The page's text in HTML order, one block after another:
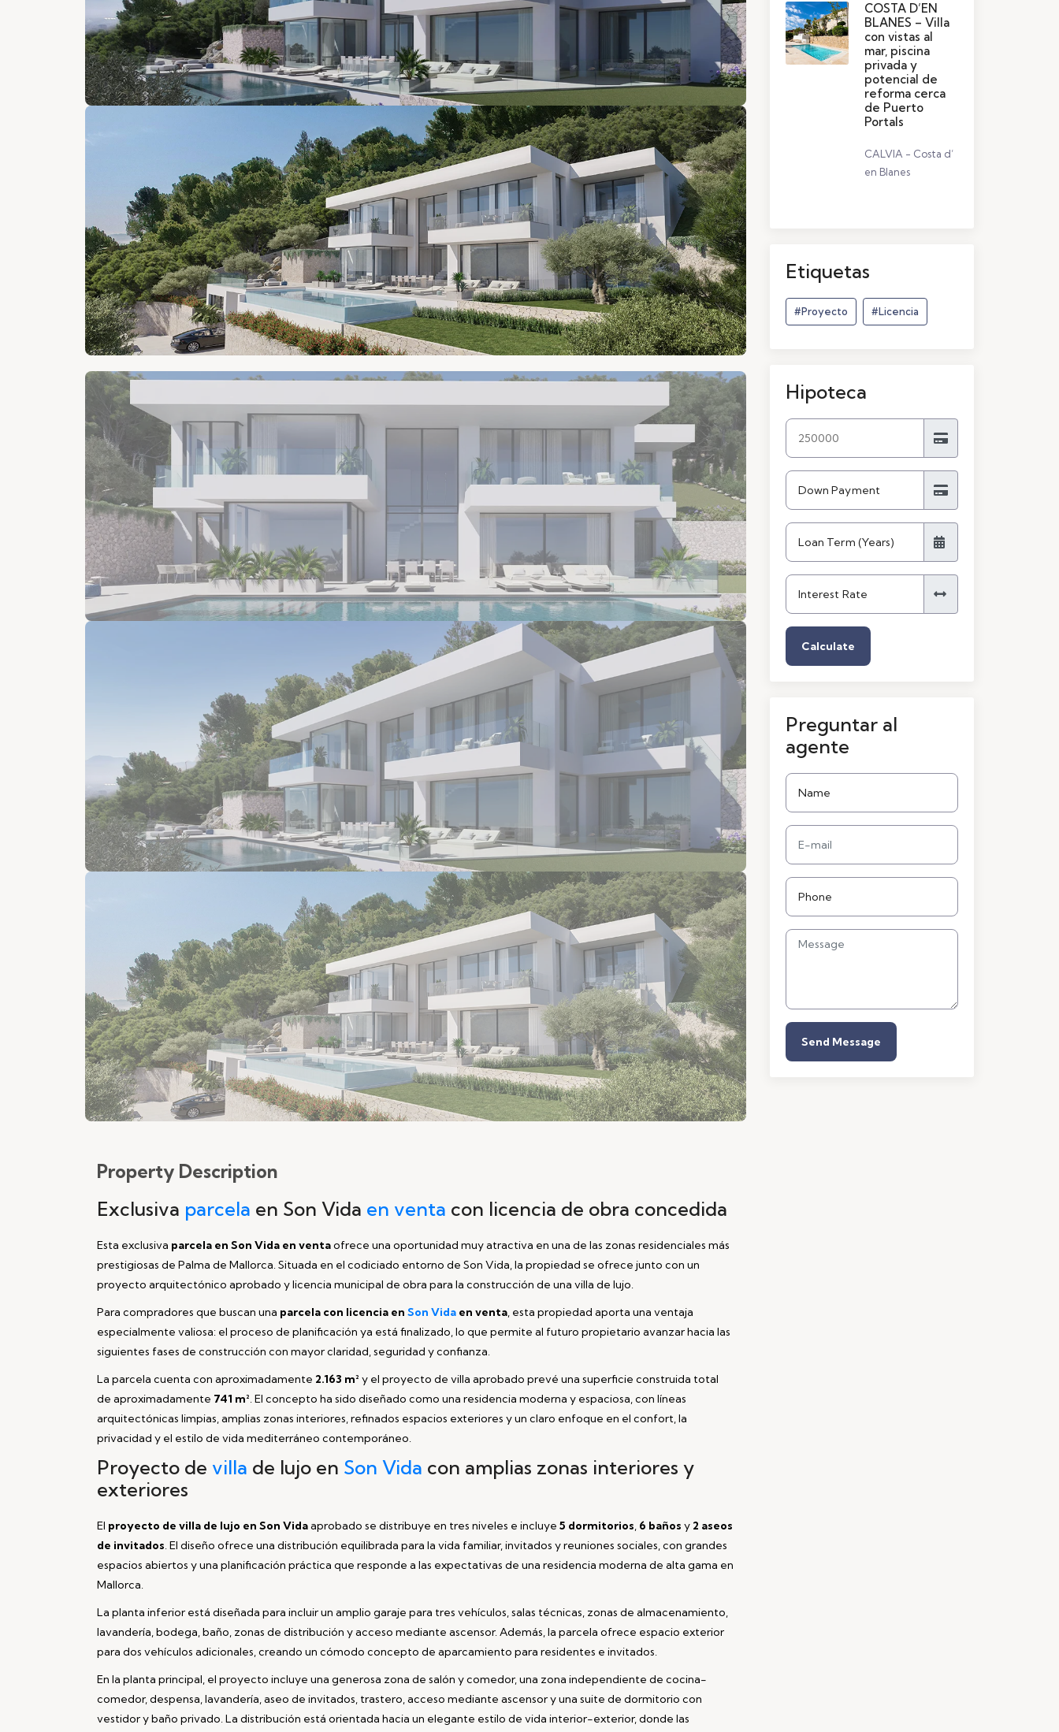
Property Description
Exclusiva parcela en Son Vida en venta con licencia de obra concedida
Esta exclusiva parcela en Son Vida en ventaofrece una oportunidad muy atractiva en una de las zonas residenciales más
prestigiosas de Palma de Mallorca. Situada en el codiciado entorno de Son Vida, la propiedad se ofrece junto con un
proyecto arquitectónico aprobado y licencia municipal de obra para la construcción de una villa de lujo.
Para compradores que buscan una parcela con licencia en Son Vidaen venta, esta propiedad aporta una ventaja
especialmente valiosa: el proceso de planificación ya está finalizado, lo que permite al futuro propietario avanzar hacia las
siguientes fases de construcción con mayor claridad, seguridad y confianza.
La parcela cuenta con aproximadamente 2.163 m² y el proyecto de villa aprobado prevé una superficie construida total
de aproximadamente 741 m². El concepto ha sido diseñado como una residencia moderna y espaciosa, con líneas
arquitectónicas limpias, amplias zonas interiores, refinados espacios exteriores y un claro enfoque en el confort, la
privacidad y el estilo de vida mediterráneo contemporáneo.
Proyecto de villa de lujo en Son Vida con amplias zonas interiores y
exteriores
El proyecto de villa de lujo en Son Vidaaprobado se distribuye en tres niveles e incluye 5 dormitorios, 6 baños y 2 aseos
de invitados. El diseño ofrece una distribución equilibrada para la vida familiar, invitados y reuniones sociales, con grandes
espacios abiertos y una planificación práctica que responde a las expectativas de una residencia moderna de alta gama en
Mallorca.
La planta inferior está diseñada para incluir un amplio garaje para tres vehículos, salas técnicas, zonas de almacenamiento,
lavandería, bodega, baño, zonas de distribución y acceso mediante ascensor. Además, la parcela ofrece espacio exterior
para dos vehículos adicionales, creando un cómodo concepto de aparcamiento para residentes e invitados.
En la planta principal, el proyecto incluye una generosa zona de salón y comedor, una zona independiente de cocina-
comedor, despensa, lavandería, aseo de invitados, trastero, acceso mediante ascensor y una suite de dormitorio con
vestidor y baño privado. La distribución está orientada hacia un elegante estilo de vida interior-exterior, donde las
COSTA D’EN
BLANES – Villa
con vistas al
mar, piscina
privada y
potencial de
reforma cerca
de Puerto
Portals
CALVIA - Costa d’
en Blanes
Etiquetas
#Proyecto #Licencia
Hipoteca
Calculate
Preguntar al
agente
Send Message